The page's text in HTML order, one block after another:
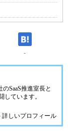
-
のSaaS推進室長と
しています。
詳しいプロフィール